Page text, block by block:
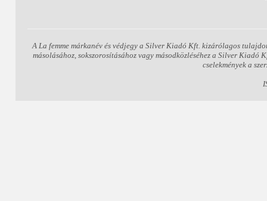
A La femme márkanév és védjegy a Silver Kiadó Kft. kizárólagos
másolásához, sokszorosításához vagy másodközléséhez a Silver
cselekmények a